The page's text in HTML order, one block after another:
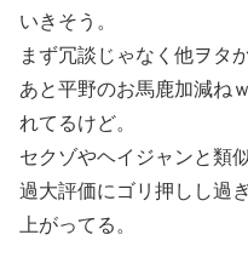
いきそう。
まず冗談じゃなく他ヲタ
あと平野のお馬鹿加減ね
れてるけど。
セクゾやヘイジャンと類
過大評価にゴリ押しし過
上がってる。